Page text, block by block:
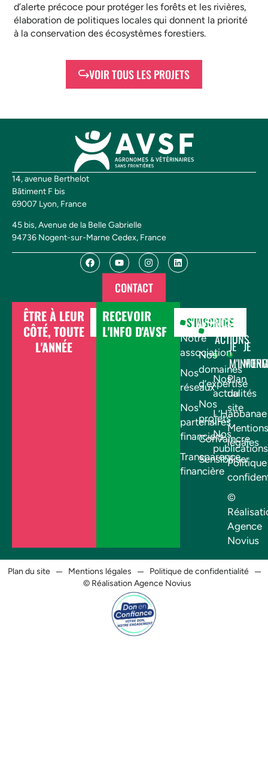
d’alerte précoce pour protéger les forêts et les rivières,
élaboration de politiques locales qui donnent la priorité
à la conservation des écosystèmes forestiers.
VOIR TOUS LES PROJETS
14, avenue Berthelot
Bâtiment F bis
69007 Lyon, France
45 bis, Avenue de la Belle Gabrielle
94736 Nogent-sur-Marne Cedex, France
CONTACT
ÊTRE À LEUR
CÔTÉ, TOUTE
L'ANNÉE
DONNER
RECEVOIR
L'INFO D'AVSF
S'INSCRIRE
AVSF
Notre
association
Nos
réseaux
Nos
partenaires
financiers
Transparence
financière
NOS
ACTIONS
Nos
domaines
d’expertise
Nos
projets
Convaincre
Sensibiliser
JE
Nos
actualités
L’Habbanae
Nos
publications
JE
Plan
du
site
Mentions
légales
©
Agence
Novius
Plan du site Mentions légales
Politique de confidentialité
© Réalisation Agence Novius